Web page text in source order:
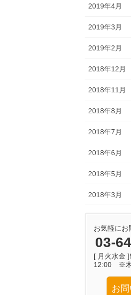
2019年4月
2019年3月
2019年2月
2018年12月
2018年11月
2018年8月
2018年7月
2018年6月
2018年5月
2018年3月
お気軽にお
03-
[ 月火水金
12:00 ※木
お